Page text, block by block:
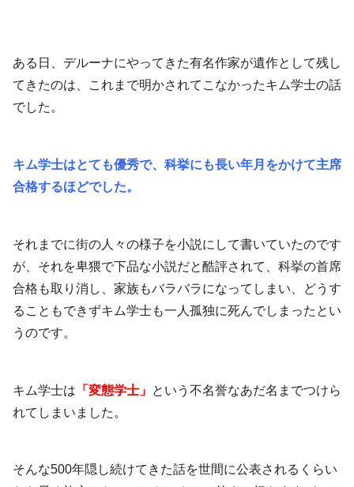
ある日、デルーナにやってきた有名作家が遺作として残し
てきたのは、これまで明かされてこなかったキム学士の話
でした。
キム学士はとても優秀で、科挙にも長い年月をかけて主席
合格するほどでした。
それまでに街の人々の様子を小説にして書いていたのです
が、それを卑猥で下品な小説だと酷評されて、科挙の首席
合格も取り消し、家族もバラバラになってしまい、どうす
ることもできずキム学士も一人孤独に死んでしまったとい
うのです。
キム学士は 「変態学士」 という不名誉なあだ名までつけら
れてしまいました。
そんな500年隠し続けてきた話を世間に公表されるくらい